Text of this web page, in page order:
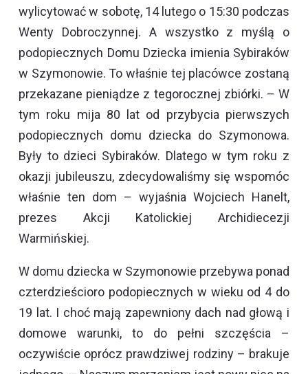
wylicytować w sobotę, 14 lutego o 15:30 podczas
Wenty Dobroczynnej. A wszystko z myślą o
podopiecznych Domu Dziecka imienia Sybiraków
w Szymonowie. To właśnie tej placówce zostaną
przekazane pieniądze z tegorocznej zbiórki. – W
tym roku mija 80 lat od przybycia pierwszych
podopiecznych domu dziecka do Szymonowa.
Były to dzieci Sybiraków. Dlatego w tym roku z
okazji jubileuszu, zdecydowaliśmy się wspomóc
właśnie ten dom – wyjaśnia Wojciech Hanelt,
prezes Akcji Katolickiej Archidiecezji
Warmińskiej.
W domu dziecka w Szymonowie przebywa ponad
czterdzieścioro podopiecznych w wieku od 4 do
19 lat. I choć mają zapewniony dach nad głową i
domowe warunki, to do pełni szczęścia –
oczywiście oprócz prawdziwej rodziny – brakuje